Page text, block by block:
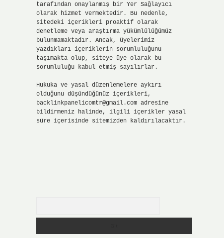
tarafından onaylanmış bir Yer Sağlayıcı
olarak hizmet vermektedir. Bu nedenle,
sitedeki içerikleri proaktif olarak
denetleme veya araştırma yükümlülüğümüz
bulunmamaktadır. Ancak, üyelerimiz
yazdıkları içeriklerin sorumluluğunu
taşımakta olup, siteye üye olarak bu
sorumluluğu kabul etmiş sayılırlar.
Hukuka ve yasal düzenlemelere aykırı
olduğunu düşündüğünüz içerikleri,
backlinkpanelicomtr@gmail.comadresine
bildirmeniz halinde, ilgili içerikler yasal
süre içerisinde sitemizden kaldırılacaktır.